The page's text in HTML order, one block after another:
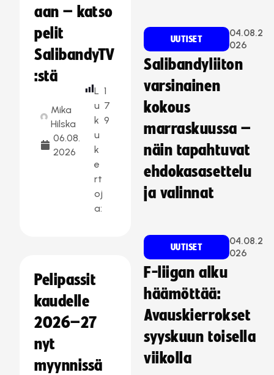
aan – katso
pelit
SalibandyTV
:stä
Mika
Hilska
06.08.
2026
L
u
k
u
k
e
rt
oj
a:
1
7
9
Pelipassit
kaudelle
2026–27
nyt
myynnissä
UUTISET
04.08.2
026
Salibandyliiton
varsinainen
kokous
marraskuussa –
näin tapahtuvat
ehdokasasettelu
ja valinnat
UUTISET
04.08.2
026
F-liigan alku
häämöttää:
Avauskierrokset
syyskuun toisella
viikolla